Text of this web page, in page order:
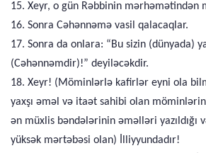
15. Xeyr, o gün Rəbbinin mərhəmətindən
16. Sonra Cəhənnəmə vasil qalacaqlar.
17. Sonra da onlara: “Bu sizin (dünyada)
(Cəhənnəmdir)!” deyiləcəkdir.
18. Xeyr! (Möminlərlə kafirlər eyni ola
yaxşı əməl və itaət sahibi olan
ən müxlis bəndələrinin əməlləri yazıldığı
yüksək mərtəbəsi olan) İlliyyundadır!